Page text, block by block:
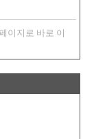
이지로 바로 이